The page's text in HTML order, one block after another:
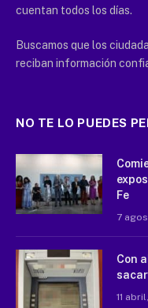
cuentan todos los días.
Buscamos que los
reciban información
NO TE LO PUEDES
Fe
7
Con
11